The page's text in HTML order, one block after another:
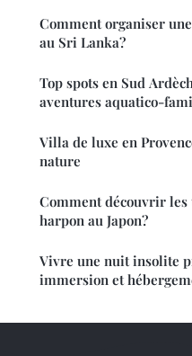
Comment organiser
au Sri Lanka?
Top spots en Sud
aventures aquatico-
Villa de luxe en
nature
Comment découvrir les
harpon au Japon?
Vivre une nuit insolite
immersion et